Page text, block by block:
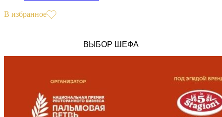
В избранное
ВЫБОР ШЕФА